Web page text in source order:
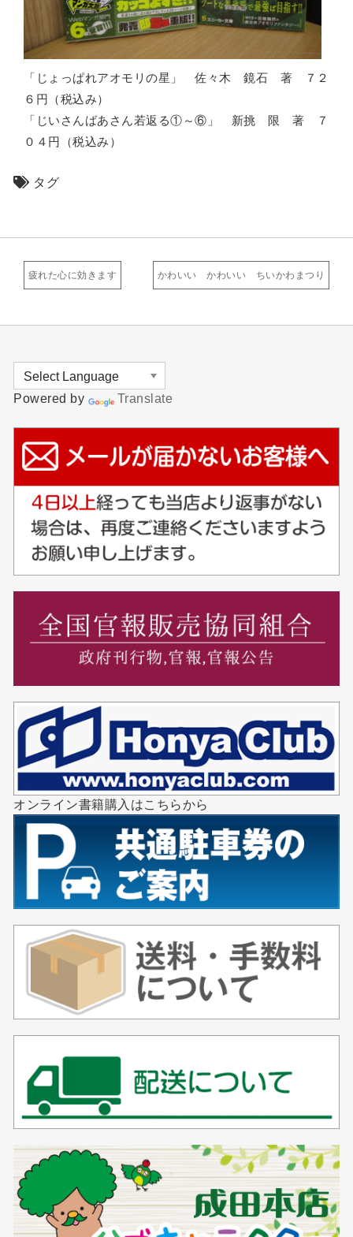
「じょっぱれアオモリの星」 佐々木 鏡石 著 ７２
６円（税込み）
「じいさんばあさん若返る①～⑥」 新挑 限 著 ７
０４円（税込み）
タグ
疲れた心に効きます かわいい かわいい ちいかわまつり
Powered by Translate
オンライン書籍購入はこちらから